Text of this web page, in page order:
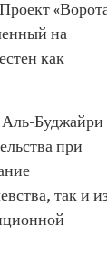
на
как
Аль-Буджайри
при
так и